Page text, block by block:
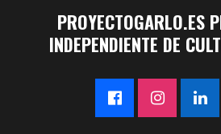
PROYECTOGARLO.ES
INDEPENDIENTE DE